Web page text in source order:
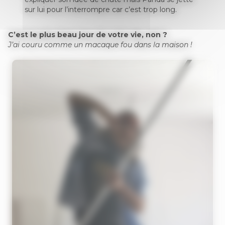
sur lui pour l’interrompre car c’est trop long.
C’est le plus beau jour de votre vie, non ?
J’ai couru comme un macaque fou dans la maison !